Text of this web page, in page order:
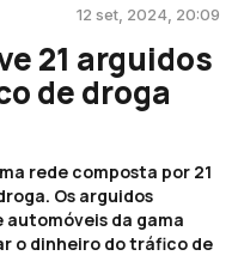
12 set, 2024, 20:09
21 arguidos
de droga
rede composta por 21
Os arguidos
automóveis da gama
o dinheiro do tráfico de